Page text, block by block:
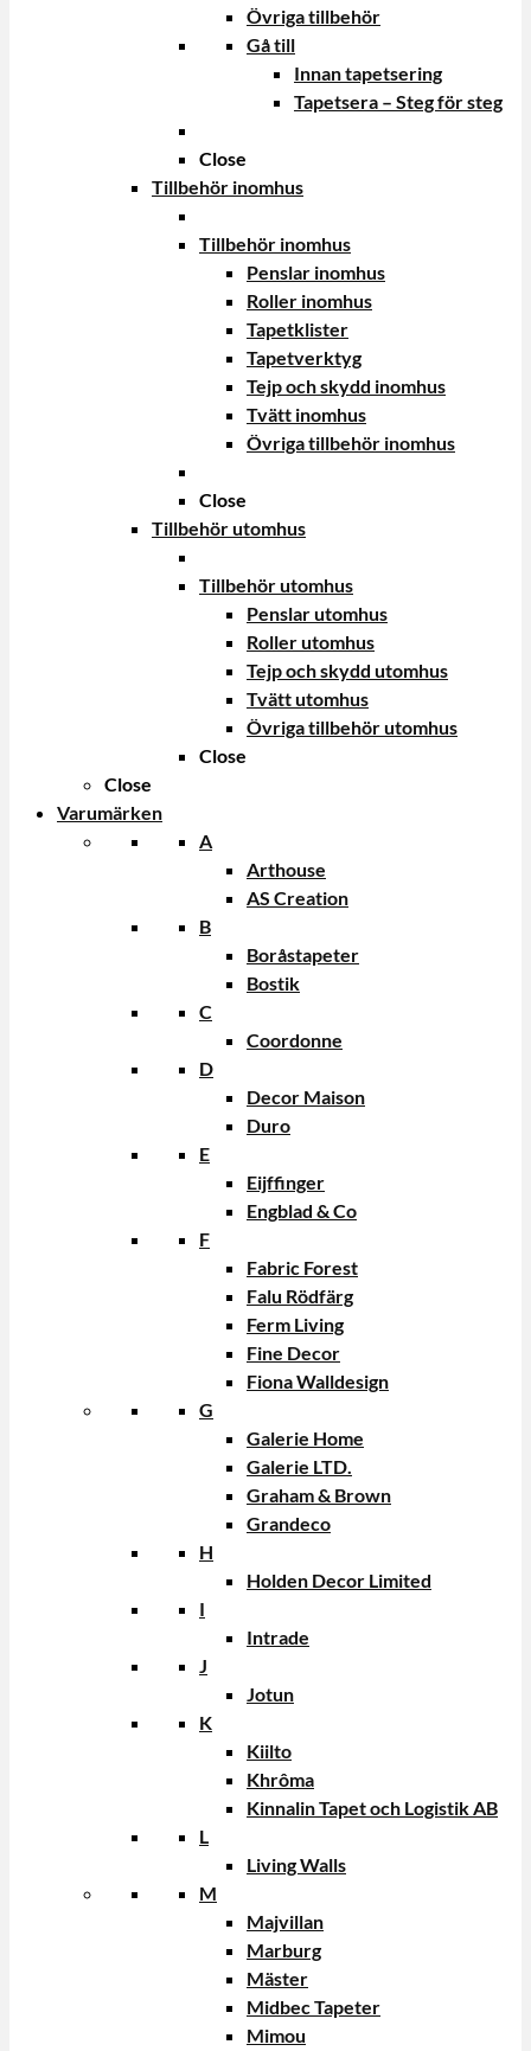
Övriga tillbehör
Gå till
Innan tapetsering
Tapetsera – Steg för steg
Close
Tillbehör inomhus
Tillbehör inomhus
Penslar inomhus
Roller inomhus
Tapetklister
Tapetverktyg
Tejp och skydd inomhus
Tvätt inomhus
Övriga tillbehör inomhus
Close
Tillbehör utomhus
Tillbehör utomhus
Penslar utomhus
Roller utomhus
Tejp och skydd utomhus
Tvätt utomhus
Övriga tillbehör utomhus
Close
Close
Varumärken
A
Arthouse
AS Creation
B
Boråstapeter
Bostik
C
Coordonne
D
Decor Maison
Duro
E
Eijffinger
Engblad & Co
F
Fabric Forest
Falu Rödfärg
Ferm Living
Fine Decor
Fiona Walldesign
G
Galerie Home
Galerie LTD.
Graham & Brown
Grandeco
H
Holden Decor Limited
I
Intrade
J
Jotun
K
Kiilto
Khrôma
Kinnalin Tapet och Logistik AB
L
Living Walls
M
Majvillan
Marburg
Mäster
Midbec Tapeter
Mimou